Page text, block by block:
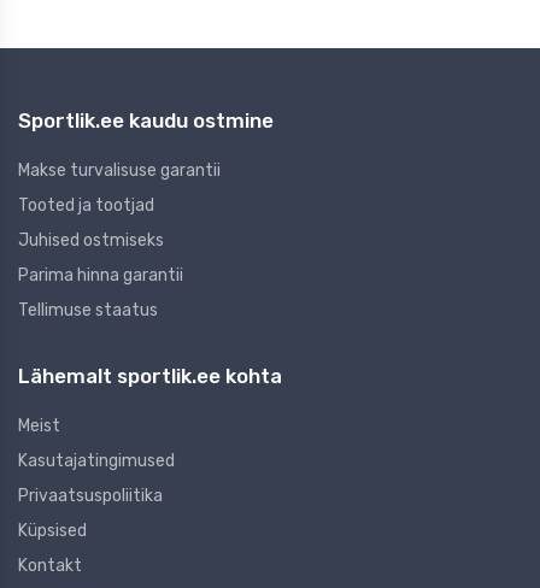
Sportlik.ee kaudu ostmine
Makse turvalisuse garantii
Tooted ja tootjad
Juhised ostmiseks
Parima hinna garantii
Tellimuse staatus
Lähemalt sportlik.ee kohta
Meist
Kasutajatingimused
Privaatsuspoliitika
Küpsised
Kontakt